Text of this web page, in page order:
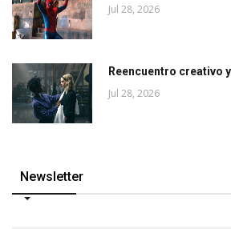
Jul 28, 2026
Reencuentro creativo
Jul 28, 2026
Newsletter